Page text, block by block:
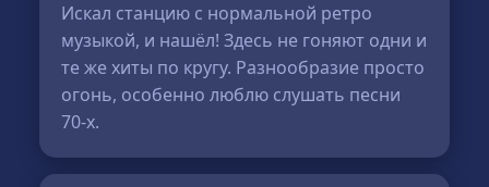
Искал станцию с нормальной ретро
музыкой, и нашёл! Здесь не гоняют одни и
те же хиты по кругу. Разнообразие просто
огонь, особенно люблю слушать песни
70-х.